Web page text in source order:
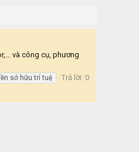
và công cụ, phương
sở hữu trí tuệ
Trả lời: 0